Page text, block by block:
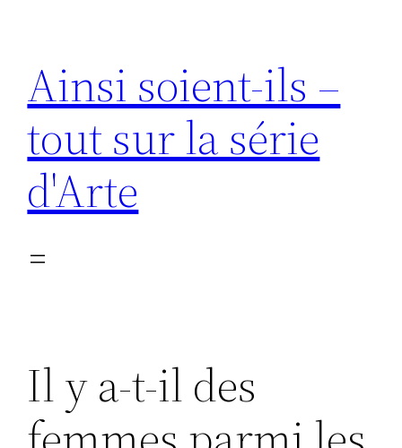
contenu
Ainsi soient-ils –
tout sur la série
d'Arte
Il y a-t-il des